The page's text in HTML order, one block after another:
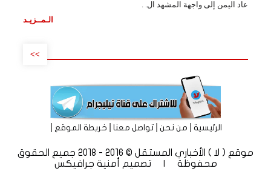
عاد اليمن إلى واجهة المشهد ال. .
الـمــزيـد
>>
الرئيسية|من نحن|تواصل معنا|خريطة الموقع
موقع ( لا ) الأخباري المستقل © 2016 - 2018 جميع الحقوق
محفوظة | تصميم
أمنية جرافيكس